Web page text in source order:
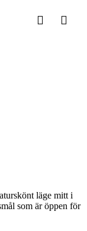
läge mitt i
som är öppen för